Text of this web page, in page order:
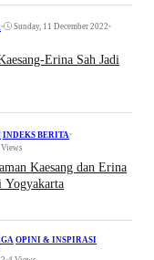
• Sunday, 11 December 2022 •
Erina Sah Jadi
INDEKS BERITA •
Kaesang dan Erina
Yogyakarta
OPINI & INSPIRASI